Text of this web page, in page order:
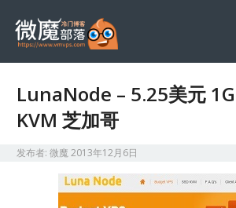
LunaNode – 5.25美元
KVM 芝加哥
发布者:微魔2013年12月6日